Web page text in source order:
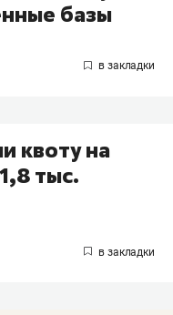
базы
квоту на
тыс.